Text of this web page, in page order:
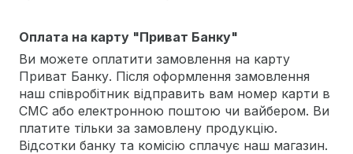
Оплата на карту "Приват Банку"
Ви можете оплатити замовлення на карту
Приват Банку. Після оформлення замовлення
наш співробітник відправить вам номер карти в
СМС або електронною поштою чи вайбером. Ви
платите тільки за замовлену продукцію.
Відсотки банку та комісію сплачує наш магазин.